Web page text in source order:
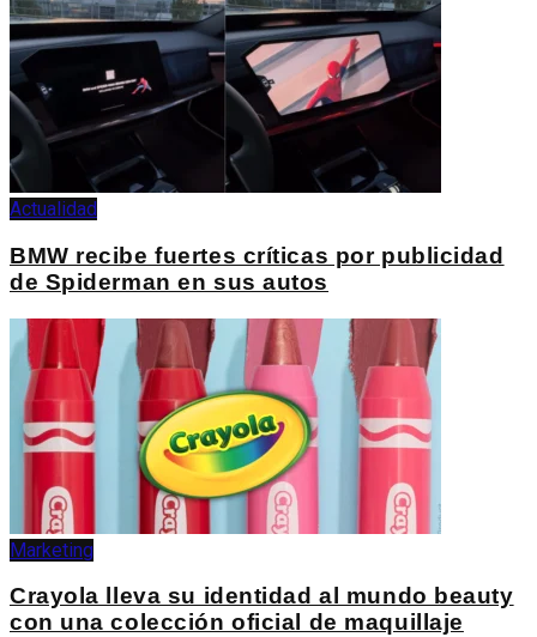
Actualidad
BMW recibe fuertes críticas por publicidad
de Spiderman en sus autos
Marketing
Crayola lleva su identidad al mundo beauty
con una colección oficial de maquillaje